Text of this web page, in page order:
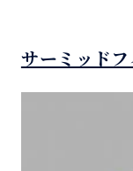
サーミッド